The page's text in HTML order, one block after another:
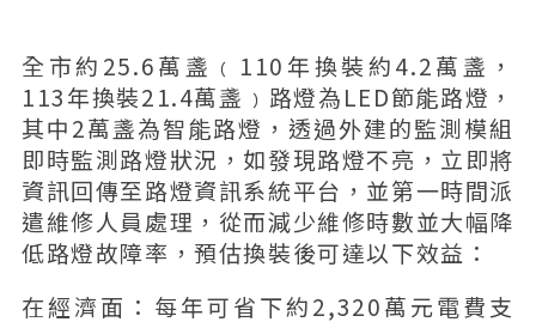
全市約25.6萬盞﹙110年換裝約4.2萬盞，
113年換裝21.4萬盞﹚路燈為LED節能路燈，
其中2萬盞為智能路燈，透過外建的監測模組
即時監測路燈狀況，如發現路燈不亮，立即將
資訊回傳至路燈資訊系統平台，並第一時間派
遣維修人員處理，從而減少維修時數並大幅降
低路燈故障率，預估換裝後可達以下效益：
在經濟面：每年可省下約2,320萬元電費支